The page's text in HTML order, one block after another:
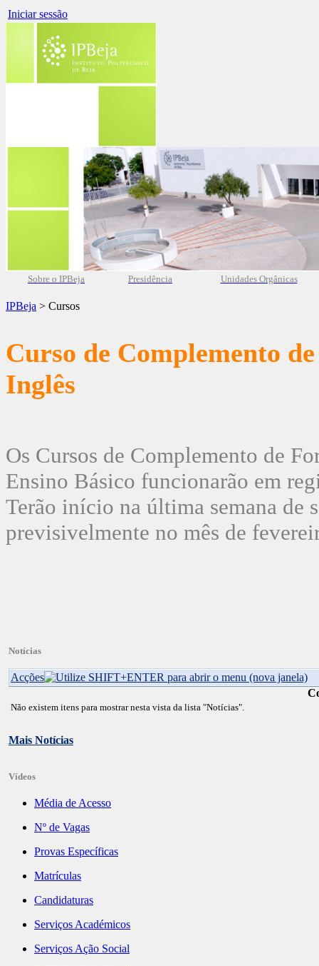
Iniciar sessão
Sobre o IPBeja Presidência Unidades Orgânicas
IPBeja > Cursos
Curso de Complemento
Inglês
Os Cursos de Complemento de
Ensino Básico funcionarão em
Terão início na última semana de
previsivelmente no mês de
Notícias
Acções
Não existem itens para mostrar nesta vista da lista "Notícias".
Mais Notícias
Vídeos
Média de Acesso
Nº de Vagas
Provas Específicas
Matrículas
Candidaturas
Serviços Académicos
Serviços Ação Social